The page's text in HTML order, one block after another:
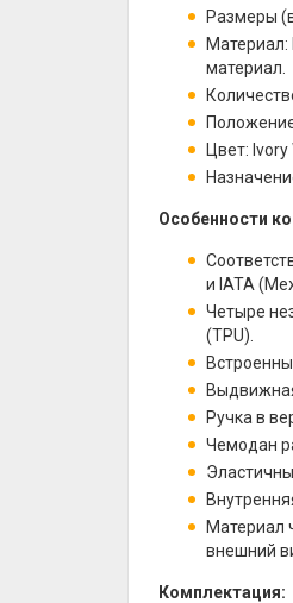
Размеры
Материал:
материал.
Цвет:
Особенности
и IATA
Четыре
(TPU).
Ручка в
Чемодан
Материал
внешний
Комплектация: